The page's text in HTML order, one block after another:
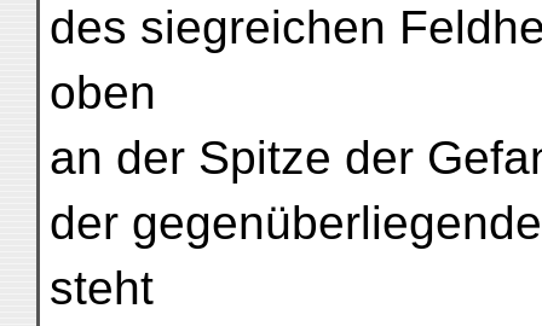
des siegreichen
oben
an der Spitze der
der
steht